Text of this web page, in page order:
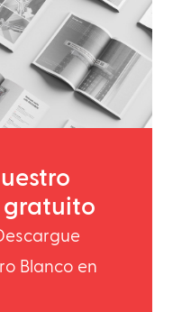
gratuito
Blanco en